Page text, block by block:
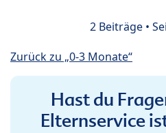
2 Beiträge •
Zurück zu „0-3 Monate“
Hast du
Elternservice